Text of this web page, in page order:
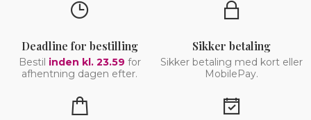
Deadline for bestilling
Bestil inden kl. 23.59 for
afhentning dagen efter.
Sikker betaling
Sikker betaling med kort eller
MobilePay.